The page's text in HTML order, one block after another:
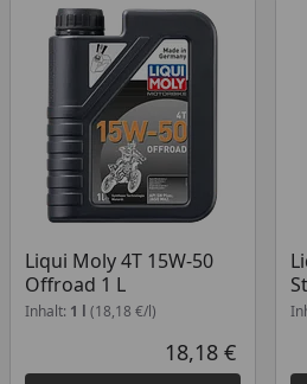
Liqui Moly 4T 15W-50
Offroad 1 L
Inhalt: 1 l (18,18 €/l)
18,18 €